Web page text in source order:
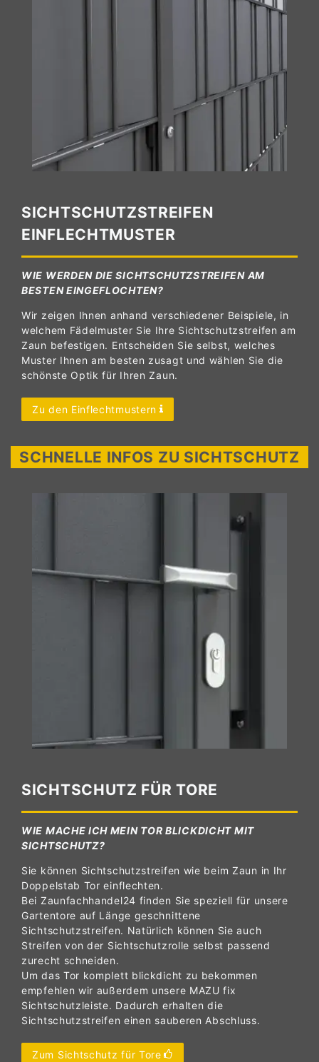
SICHTSCHUTZSTREIFEN
EINFLECHTMUSTER
WIE WERDEN DIE SICHTSCHUTZSTREIFEN AM
BESTEN EINGEFLOCHTEN?
Wir zeigen Ihnen anhand verschiedener Beispiele, in
welchem Fädelmuster Sie Ihre Sichtschutzstreifen am
Zaun befestigen. Entscheiden Sie selbst, welches
Muster Ihnen am besten zusagt und wählen Sie die
schönste Optik für Ihren Zaun.
Zu den Einflechtmustern
SCHNELLE INFOS ZU SICHTSCHUTZ
SICHTSCHUTZ FÜR TORE
WIE MACHE ICH MEIN TOR BLICKDICHT MIT
SICHTSCHUTZ?
Sie können Sichtschutzstreifen wie beim Zaun in Ihr
Doppelstab Tor einflechten.
Bei Zaunfachhandel24 finden Sie speziell für unsere
Gartentore auf Länge geschnittene
Sichtschutzstreifen. Natürlich können Sie auch
Streifen von der Sichtschutzrolle selbst passend
zurecht schneiden.
Um das Tor komplett blickdicht zu bekommen
empfehlen wir außerdem unsere MAZU fix
Sichtschutzleiste. Dadurch erhalten die
Sichtschutzstreifen einen sauberen Abschluss.
Zum Sichtschutz für Tore